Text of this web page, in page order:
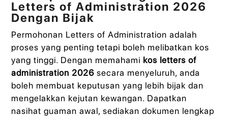
Letters of Administration 2026
Dengan Bijak
Permohonan Letters of Administration adalah
proses yang penting tetapi boleh melibatkan kos
yang tinggi. Dengan memahami kos letters of
administration 2026 secara menyeluruh, anda
boleh membuat keputusan yang lebih bijak dan
mengelakkan kejutan kewangan. Dapatkan
nasihat guaman awal, sediakan dokumen lengkap